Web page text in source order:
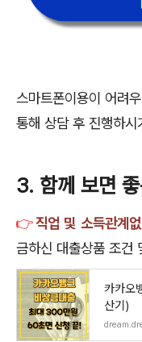
스마트폰이용이 어려
통해 상담 후 진행하시
3. 함께 보면
👉직업 및 소득관계
금하신 대출상품 조건
카카오
산기)